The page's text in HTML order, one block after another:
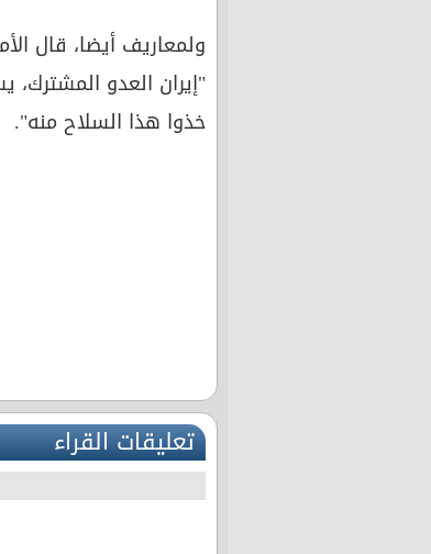
ولمعاريف أيضا، قال
"إيران العدو المشترك،
خذوا هذا السلاح منه".
تعليقات القراء